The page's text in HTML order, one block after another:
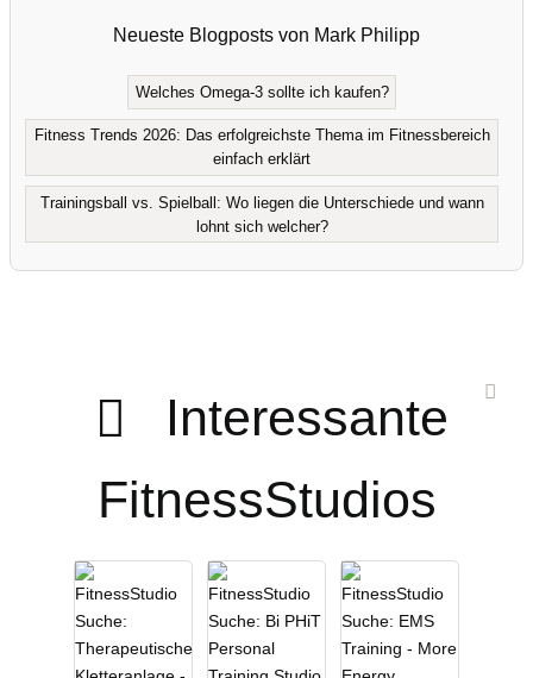
Interessante
FitnessStudios
Neueste Blogposts von Mark Philipp
Welches Omega-3 sollte ich kaufen?
Fitness Trends 2026: Das erfolgreichste Thema im Fitnessbereich
einfach erklärt
Trainingsball vs. Spielball: Wo liegen die Unterschiede und wann
lohnt sich welcher?